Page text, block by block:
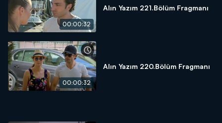
00:00:32
Alın Yazım 221.Bölüm Fragmanı
00:00:32
Alın Yazım 220.Bölüm Fragmanı